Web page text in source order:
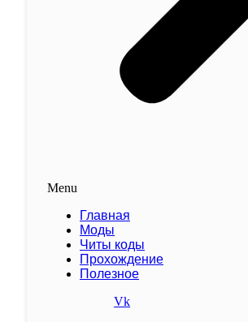
Menu
Главная
Моды
Читы коды
Прохождение
Полезное
Vk